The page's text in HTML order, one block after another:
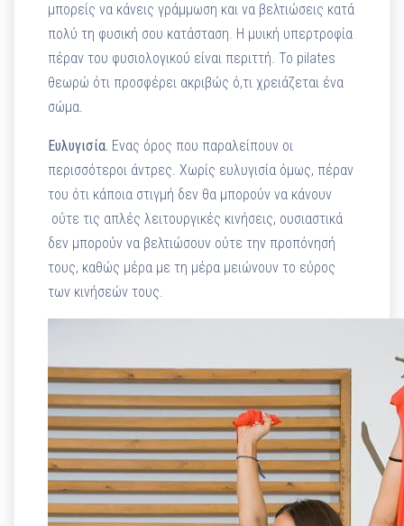
μπορείς να κάνεις γράμμωση και να βελτιώσεις κατά
πολύ τη φυσική σου κατάσταση. Η μυική υπερτροφία
πέραν του φυσιολογικού είναι περιττή. Το pilates
θεωρώ ότι προσφέρει ακριβώς ό,τι χρειάζεται ένα
σώμα.
Ευλυγισία. Ενας όρος που παραλείπουν οι
περισσότεροι άντρες. Χωρίς ευλυγισία όμως, πέραν
του ότι κάποια στιγμή δεν θα μπορούν να κάνουν
ούτε τις απλές λειτουργικές κινήσεις, ουσιαστικά
δεν μπορούν να βελτιώσουν ούτε την προπόνησή
τους, καθώς μέρα με τη μέρα μειώνουν το εύρος
των κινήσεών τους.